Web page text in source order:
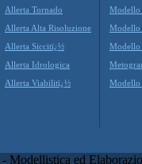
Allerta Tornado
Allerta Alta Risoluzione
Allerta Siccitï¿½
Allerta Idrologica
Allerta Viabilitï¿½
Modello
Modello
Modello
Modello
- Modellistica ed